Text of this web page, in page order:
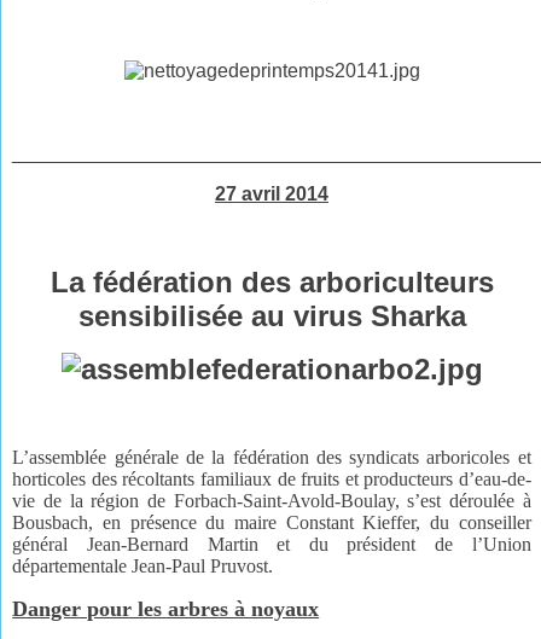
27 avril 2014
La fédération des arboriculteurs
sensibilisée au virus Sharka
L’assemblée générale de la fédération des syndicats arboricoles et
horticoles des récoltants familiaux de fruits et producteurs d’eau-de-
vie de la région de Forbach-Saint-Avold-Boulay, s’est déroulée à
Bousbach, en présence du maire Constant Kieffer, du conseiller
général Jean-Bernard Martin et du président de l’Union
départementale Jean-Paul Pruvost.
Danger pour les arbres à noyaux